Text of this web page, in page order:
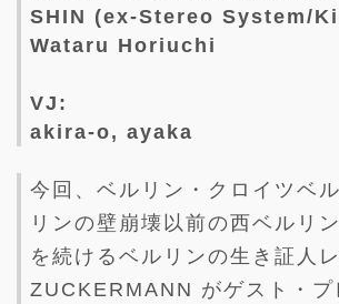
SHIN (ex-Stereo System/
Wataru Horiuchi
VJ:
akira-o, ayaka
今回、ベルリン・クロイツベ
リンの壁崩壊以前の西ベルリ
を続けるベルリンの生き証人
ZUCKERMANN がゲスト・プ